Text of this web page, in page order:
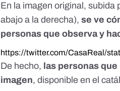
En la imagen original, subida
abajo a la derecha),se ve
personas que observa y
https://twitter.com/CasaReal/
De hecho, las personas
imagen, disponible en el